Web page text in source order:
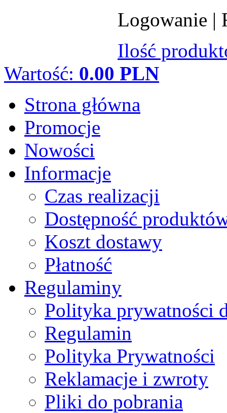
Logowanie |
Ilość
Wartość: 0.00 PLN
Strona główna
Promocje
Nowości
Informacje
Czas realizacji
Dostępność
Koszt dostawy
Płatność
Regulaminy
Polityka prywatności
Regulamin
Polityka Prywatności
Reklamacje i zwroty
Pliki do pobrania